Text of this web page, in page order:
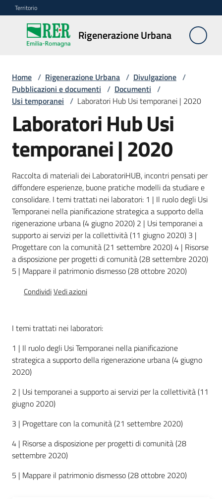
Vai al contenuto
Vai alla navigazione
Vai al footer
Territorio
Rigenerazione Urbana
Rigenerazione
Urbana
Misure
e
Menu selezionato
Norme
e
atti
Seguici
su
Argomenti
Novità
Servizi
Leggi Atti Bandi
Home / Rigenerazione Urbana / Divulgazione /
Pubblicazioni e documenti / Documenti /
Usi temporanei / Laboratori Hub Usi temporanei | 2020
Laboratori Hub Usi
temporanei | 2020
Raccolta di materiali dei LaboratoriHUB, incontri pensati per
diffondere esperienze, buone pratiche modelli da studiare e
consolidare. I temi trattati nei laboratori: 1 | Il ruolo degli Usi
Temporanei nella pianificazione strategica a supporto della
rigenerazione urbana (4 giugno 2020) 2 | Usi temporanei a
supporto ai servizi per la collettività (11 giugno 2020) 3 |
Progettare con la comunità (21 settembre 2020) 4 | Risorse
a disposizione per progetti di comunità (28 settembre 2020)
5 | Mappare il patrimonio dismesso (28 ottobre 2020)
CondividiVedi azioni
I temi trattati nei laboratori:
1 | Il ruolo degli Usi Temporanei nella pianificazione
strategica a supporto della rigenerazione urbana (4 giugno
2020)
2 | Usi temporanei a supporto ai servizi per la collettività (11
giugno 2020)
3 | Progettare con la comunità (21 settembre 2020)
4 | Risorse a disposizione per progetti di comunità (28
settembre 2020)
5 | Mappare il patrimonio dismesso (28 ottobre 2020)